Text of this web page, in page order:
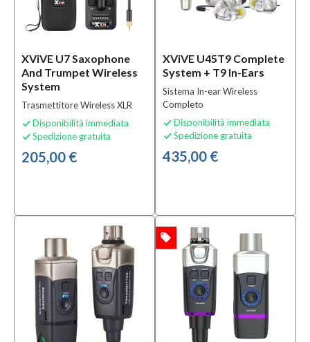
XViVE U7 Saxophone
And Trumpet Wireless
System
Trasmettitore Wireless XLR
 Disponibilità immediata
 Spedizione gratuita
205,00 €
XViVE U45T9 Complete
System + T9 In-Ears
Sistema In-ear Wireless
Completo
 Disponibilità immediata
 Spedizione gratuita
435,00 €
OFFERTA local_offer